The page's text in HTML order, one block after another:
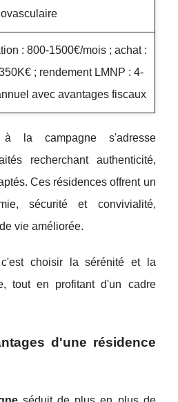
: 800-1500€/mois ; achat :
; rendement LMNP : 4-
avec avantages fiscaux
la campagne s'adresse
recherchant authenticité,
Ces résidences offrent un
sécurité et convivialité,
vie améliorée.
choisir la sérénité et la
tout en profitant d'un cadre
d'une résidence